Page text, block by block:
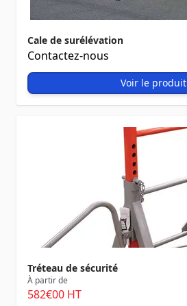
Cale de surélévation
Contactez-nous
Voir le produit
Tréteau de sécurité
À partir de
582€00 HT